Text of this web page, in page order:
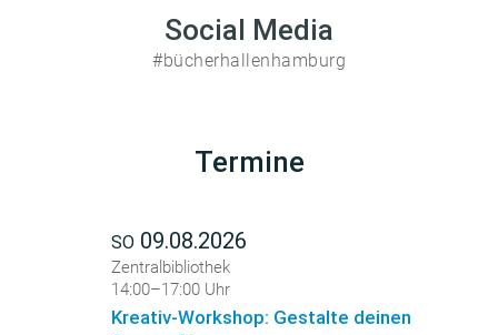
Social Media
#bücherhallenhamburg
Termine
SO 09.08.2026
Zentralbibliothek
14:00–17:00 Uhr
Kreativ-Workshop: Gestalte deinen